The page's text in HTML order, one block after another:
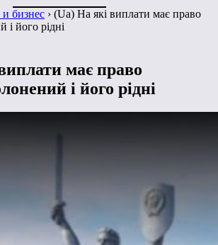
бизнес › (Ua) На які виплати має право
і його рідні
має право
і його рідні